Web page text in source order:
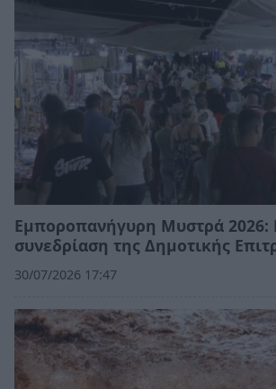
Εμποροπανήγυρη Μυστρά 2026:
συνεδρίαση της Δημοτικής
30/07/2026 17:47